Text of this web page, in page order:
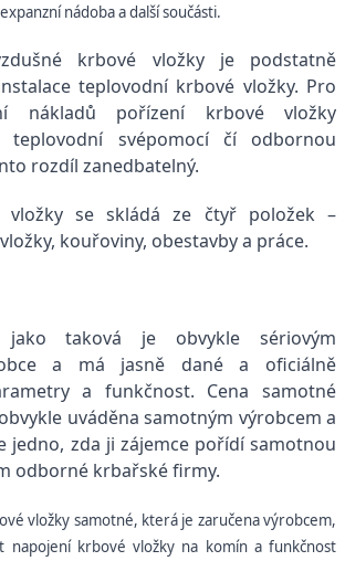
nádoba a další součásti.
krbové vložky je podstatně
teplovodní krbové vložky. Pro
nákladů pořízení krbové vložky
teplovodní svépomocí čí odbornou
rozdíl zanedbatelný.
vložky se skládá ze čtyř položek –
kouřoviny, obestavby a práce.
jako taková je obvykle sériovým
a má jasně dané a oficiálně
a funkčnost. Cena samotné
uváděna samotným výrobcem a
jedno, zda ji zájemce pořídí samotnou
odborné krbařské firmy.
vložky samotné, která je zaručena výrobcem,
napojení krbové vložky na komín a funkčnost